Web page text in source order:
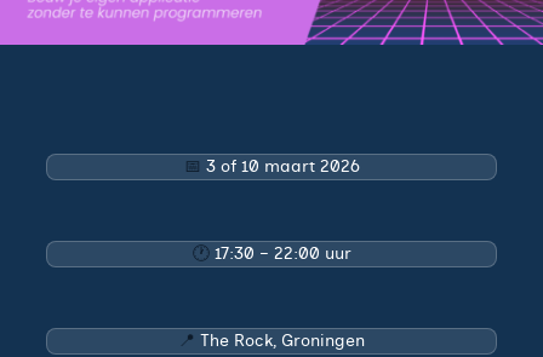
📅 3 of 10 maart 2026
🕐 17:30 – 22:00 uur
📍 The Rock, Groningen